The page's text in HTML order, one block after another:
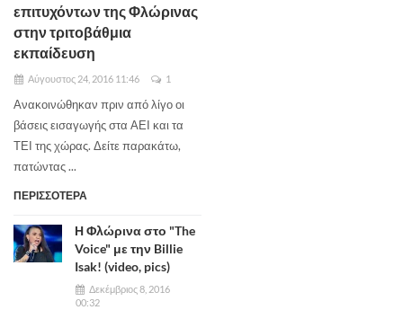
επιτυχόντων της Φλώρινας
στην τριτοβάθμια
εκπαίδευση
Αύγουστος 24, 2016 11:46 1
Ανακοινώθηκαν πριν από λίγο οι
βάσεις εισαγωγής στα ΑΕΙ και τα
ΤΕΙ της χώρας. Δείτε παρακάτω,
πατώντας ...
ΠΕΡΙΣΣΟΤΕΡΑ
Η Φλώρινα στο "The
Voice" με την Billie
Isak! (video, pics)
Δεκέμβριος 8, 2016
00:32